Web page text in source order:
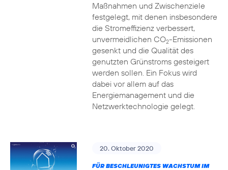
Maßnahmen und Zwischenziele
festgelegt, mit denen insbesondere
die Stromeffizienz verbessert,
unvermeidlichen CO2-Emissionen
gesenkt und die Qualität des
genutzten Grünstroms gesteigert
werden sollen. Ein Fokus wird
dabei vor allem auf das
Energiemanagement und die
Netzwerktechnologie gelegt.
20. Oktober 2020
FÜR BESCHLEUNIGTES WACHSTUM IM